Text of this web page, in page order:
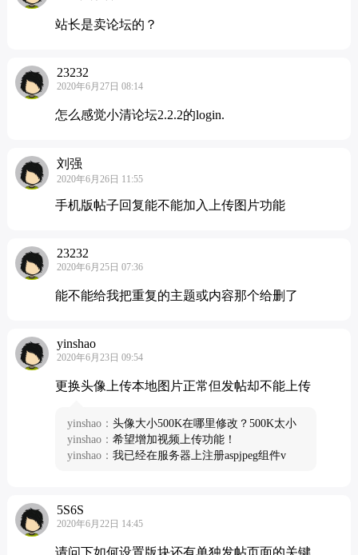
站长是卖论坛的？
23232
2020年6月27日 08:14
怎么感觉小清论坛2.2.2的login.
刘强
2020年6月26日 11:55
手机版帖子回复能不能加入上传图片功能
23232
2020年6月25日 07:36
能不能给我把重复的主题或内容那个给删了
yinshao
2020年6月23日 09:54
更换头像上传本地图片正常但发帖却不能上传
yinshao： 头像大小500K在哪里修改？500K太小
yinshao： 希望增加视频上传功能！
yinshao： 我已经在服务器上注册aspjpeg组件v
5S6S
2020年6月22日 14:45
请问下如何设置版块还有单独发帖页面的关键